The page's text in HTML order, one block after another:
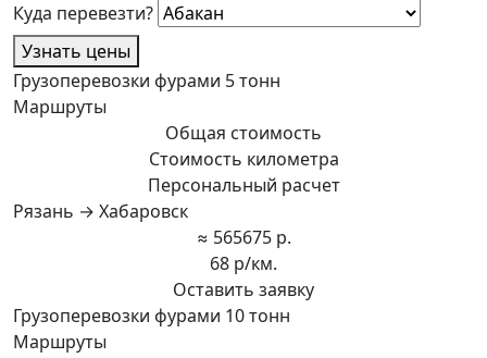
Куда перевезти?
Узнать цены
Грузоперевозки фурами 5 тонн
Маршруты
Общая стоимость
Стоимость километра
Персональный расчет
Рязань → Хабаровск
≈ 565675 р.
68 р/км.
Оставить заявку
Грузоперевозки фурами 10 тонн
Маршруты